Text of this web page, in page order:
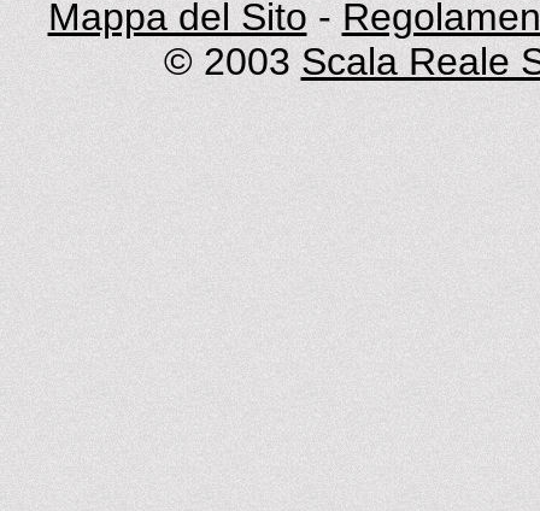
Mappa del Sito -
© 2003 Scala Reale